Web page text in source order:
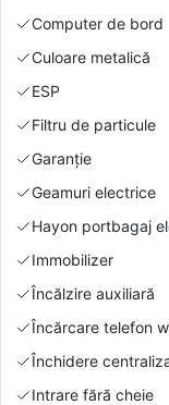
Computer de bord
Culoare metalică
ESP
Filtru de particule
Garanție
Geamuri electrice
Hayon portbagaj
Immobilizer
Încălzire auxiliară
Încărcare telefon
Închidere
Intrare fără cheie